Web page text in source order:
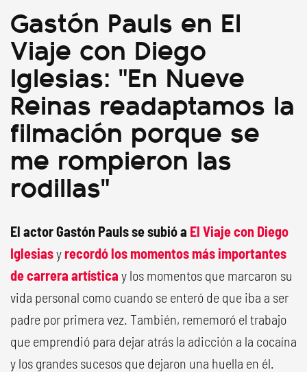
Gastón Pauls en El
Viaje con Diego
Iglesias: "En Nueve
Reinas readaptamos la
filmación porque se
me rompieron las
rodillas"
El actor Gastón Pauls se subió a El Viaje con Diego
Iglesiasy recordó los momentos más importantes
de carrera artística y los momentos que marcaron su
vida personal como cuando se enteró de que iba a ser
padre por primera vez. También, rememoró el trabajo
que emprendió para dejar atrás la adicción a la cocaína
y los grandes sucesos que dejaron una huella en él.